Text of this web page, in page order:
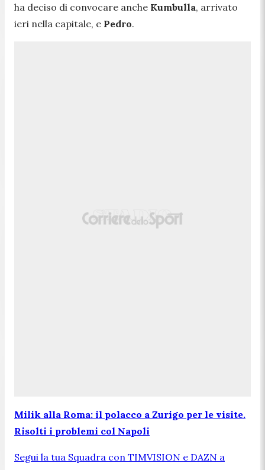
ha deciso di convocare anche Kumbulla, arrivato
ieri nella capitale, e Pedro.
Milik alla Roma: il polacco a Zurigo per le visite.
Risolti i problemi col Napoli
Segui la tua Squadra con TIMVISION e DAZN a